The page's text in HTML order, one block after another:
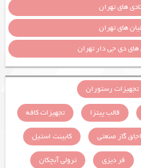
های تهران
های تهران
دی جی دار تهران
تجهیزات رستوران
قالب پیتزا
تجهیزات کافه
اجاق گاز صنعتی
کابینت استیل
فر دیزی
ترولی آبچکان